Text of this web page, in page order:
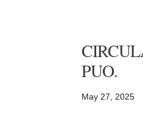
PUO.
May 27, 2025